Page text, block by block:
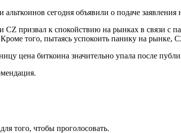
альткоинов сегодня объявили о подаче
призвал к спокойствию на рынках в связи с
того, пытаясь успокоить панику на
цена биткоина значительно упала после
для того, чтобы проголосовать.